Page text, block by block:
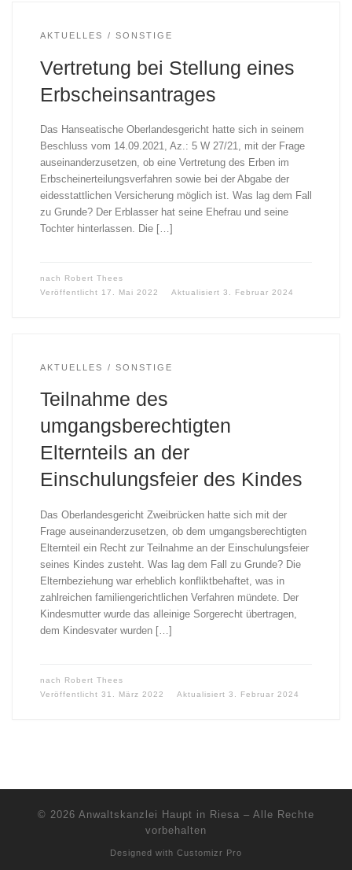
AKTUELLES SONSTIGE
Vertretung bei Stellung eines
Erbscheinsantrages
Das Hanseatische Oberlandesgericht hatte sich in seinem
Beschluss vom 14.09.2021, Az.: 5 W 27/21, mit der Frage
auseinanderzusetzen, ob eine Vertretung des Erben im
Erbscheinerteilungsverfahren sowie bei der Abgabe der
eidesstattlichen Versicherung möglich ist. Was lag dem Fall
zu Grunde? Der Erblasser hat seine Ehefrau und seine
Tochter hinterlassen. Die […]
nach Robert Thees
Veröffentlicht 17. Mai 2022 Aktualisiert 3. Februar 2024
AKTUELLES SONSTIGE
Teilnahme des
umgangsberechtigten
Elternteils an der
Einschulungsfeier des Kindes
Das Oberlandesgericht Zweibrücken hatte sich mit der
Frage auseinanderzusetzen, ob dem umgangsberechtigten
Elternteil ein Recht zur Teilnahme an der Einschulungsfeier
seines Kindes zusteht. Was lag dem Fall zu Grunde? Die
Elternbeziehung war erheblich konfliktbehaftet, was in
zahlreichen familiengerichtlichen Verfahren mündete. Der
Kindesmutter wurde das alleinige Sorgerecht übertragen,
dem Kindesvater wurden […]
nach Robert Thees
Veröffentlicht 31. März 2022 Aktualisiert 3. Februar 2024
© 2026 Anwaltskanzlei Haupt in Riesa – Alle Rechte
vorbehalten
Designed with Customizr Pro